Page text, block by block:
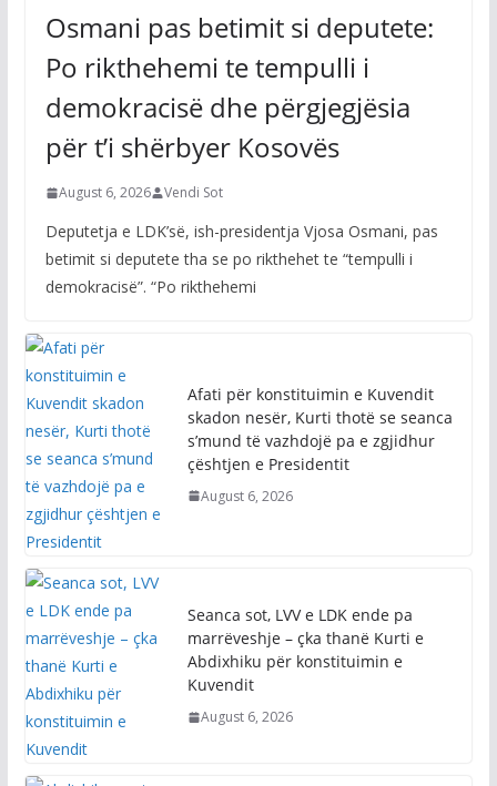
Osmani pas betimit si deputete:
Po rikthehemi te tempulli i
demokracisë dhe përgjegjësia
për t’i shërbyer Kosovës
August 6, 2026 Vendi Sot
Deputetja e LDK’së, ish-presidentja Vjosa Osmani, pas
betimit si deputete tha se po rikthehet te “tempulli i
demokracisë”. “Po rikthehemi
Afati për konstituimin e Kuvendit
skadon nesër, Kurti thotë se seanca
s’mund të vazhdojë pa e zgjidhur
çështjen e Presidentit
August 6, 2026
Seanca sot, LVV e LDK ende pa
marrëveshje – çka thanë Kurti e
Abdixhiku për konstituimin e
Kuvendit
August 6, 2026